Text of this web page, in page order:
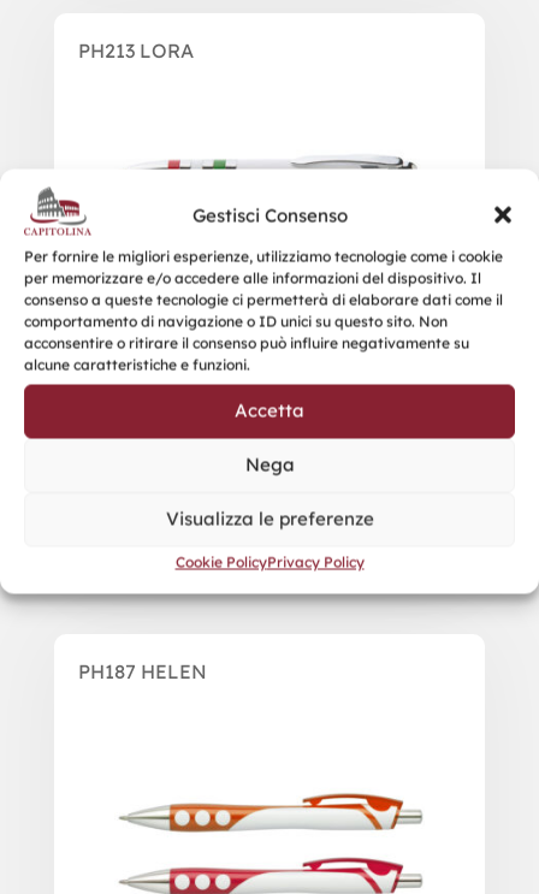
Gestisci Consenso
Per fornire le migliori esperienze, utilizziamo tecnologie come i cookie
per memorizzare e/o accedere alle informazioni del dispositivo. Il
consenso a queste tecnologie ci permetterà di elaborare dati come il
comportamento di navigazione o ID unici su questo sito. Non
acconsentire o ritirare il consenso può influire negativamente su
alcune caratteristiche e funzioni.
Accetta
Nega
Visualizza le preferenze
Cookie PolicyPrivacy Policy
PH213 LORA
PH187 HELEN